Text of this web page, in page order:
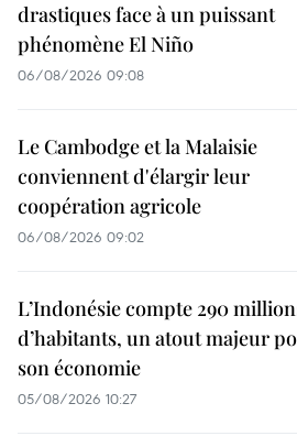
drastiques face à un puissant
phénomène El Niño
06/08/2026 09:08
Le Cambodge et la Malaisie
conviennent d'élargir leur
coopération agricole
06/08/2026 09:02
L’Indonésie compte 290
d’habitants, un atout majeur
son économie
05/08/2026 10:27